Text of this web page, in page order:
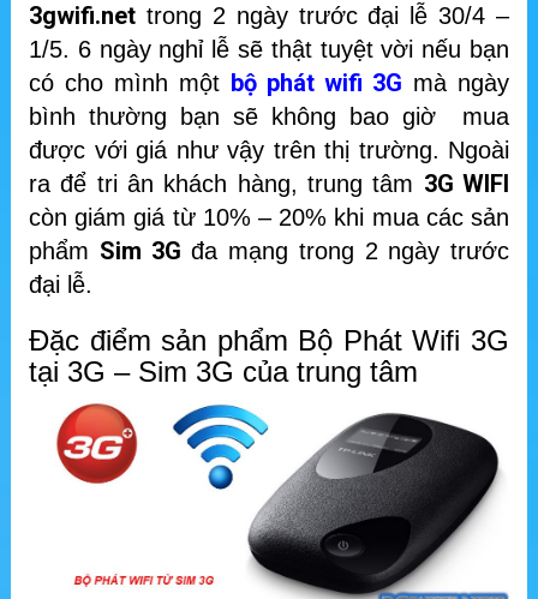
3gwifi.net trong 2 ngày trước đại lễ 30/4 –
1/5. 6 ngày nghỉ lễ sẽ thật tuyệt vời nếu bạn
có cho mình một bộ phát wifi 3G mà ngày
bình thường bạn sẽ không bao giờ mua
được với giá như vậy trên thị trường. Ngoài
ra để tri ân khách hàng, trung tâm 3G WIFI
còn giám giá từ 10% – 20% khi mua các sản
phẩm Sim 3G đa mạng trong 2 ngày trước
đại lễ.
Đặc điểm sản phẩm Bộ Phát Wifi 3G
tại 3G – Sim 3G của trung tâm